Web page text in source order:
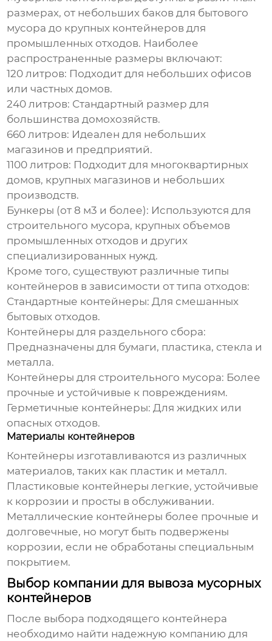
размерах, от небольших баков для бытового
мусора до крупных контейнеров для
промышленных отходов. Наиболее
распространенные размеры включают:
120 литров: Подходит для небольших офисов
или частных домов.
240 литров: Стандартный размер для
большинства домохозяйств.
660 литров: Идеален для небольших
магазинов и предприятий.
1100 литров: Подходит для многоквартирных
домов, крупных магазинов и небольших
производств.
Бункеры (от 8 м3 и более): Используются для
строительного мусора, крупных объемов
промышленных отходов и других
специализированных нужд.
Кроме того, существуют различные типы
контейнеров в зависимости от типа отходов:
Стандартные контейнеры: Для смешанных
бытовых отходов.
Контейнеры для раздельного сбора:
Предназначены для бумаги, пластика, стекла и
металла.
Контейнеры для строительного мусора: Более
прочные и устойчивые к повреждениям.
Герметичные контейнеры: Для жидких или
опасных отходов.
Материалы контейнеров
Контейнеры изготавливаются из различных
материалов, таких как пластик и металл.
Пластиковые контейнеры легкие, устойчивые
к коррозии и просты в обслуживании.
Металлические контейнеры более прочные и
долговечные, но могут быть подвержены
коррозии, если не обработаны специальным
покрытием.
Выбор компании для вывоза мусорных
контейнеров
После выбора подходящего контейнера
необходимо найти надежную компанию для